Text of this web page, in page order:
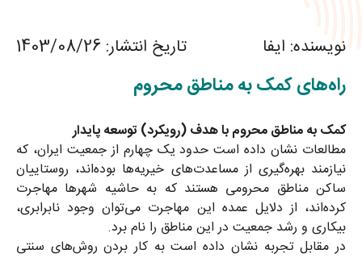
نویسنده: ایفا تاریخ انتشار:
1403/08/26
راه‌های کمک به مناطق محروم
کمک به مناطق محروم با هدف (رویکرد) توسعه پایدار
مطالعات نشان داده است حدود یک چهارم از جمعیت ایران، که
نیازمند بهره‌گیری از مساعدت‌های خیریه‌ها بوده‌اند، روستاییان
ساکن مناطق محرومی هستند که به حاشیه شهرها مهاجرت
کرده‌اند، از دلایل عمده این مهاجرت می‌توان وجود نابرابری،
بیکاری و رشد جمعیت در این مناطق را نام برد.
در مقابل تجربه نشان داده است به کار بردن روش‌های سنتی